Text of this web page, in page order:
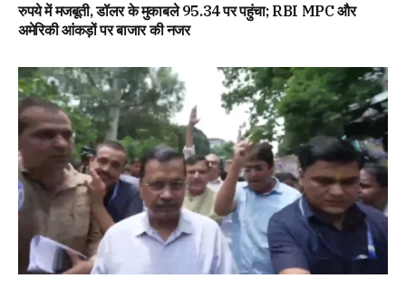
रुपये में मजबूती, डॉलर के मुकाबले 95.34 पर पहुंचा; RBI MPC और
अमेरिकी आंकड़ों पर बाजार की नजर